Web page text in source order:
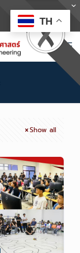
Show all
TH